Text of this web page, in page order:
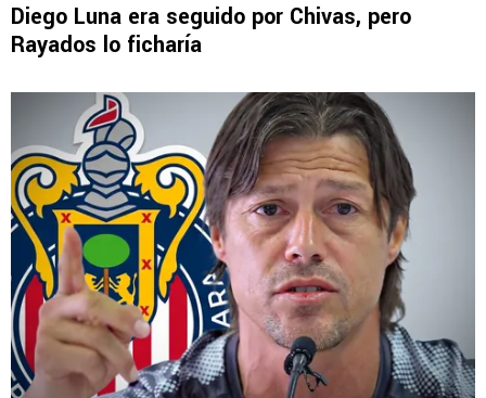
Diego Luna era seguido por Chivas, pero
Rayados lo ficharía